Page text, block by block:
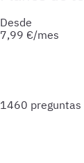
Desde
7,99 €/mes
1460 preguntas